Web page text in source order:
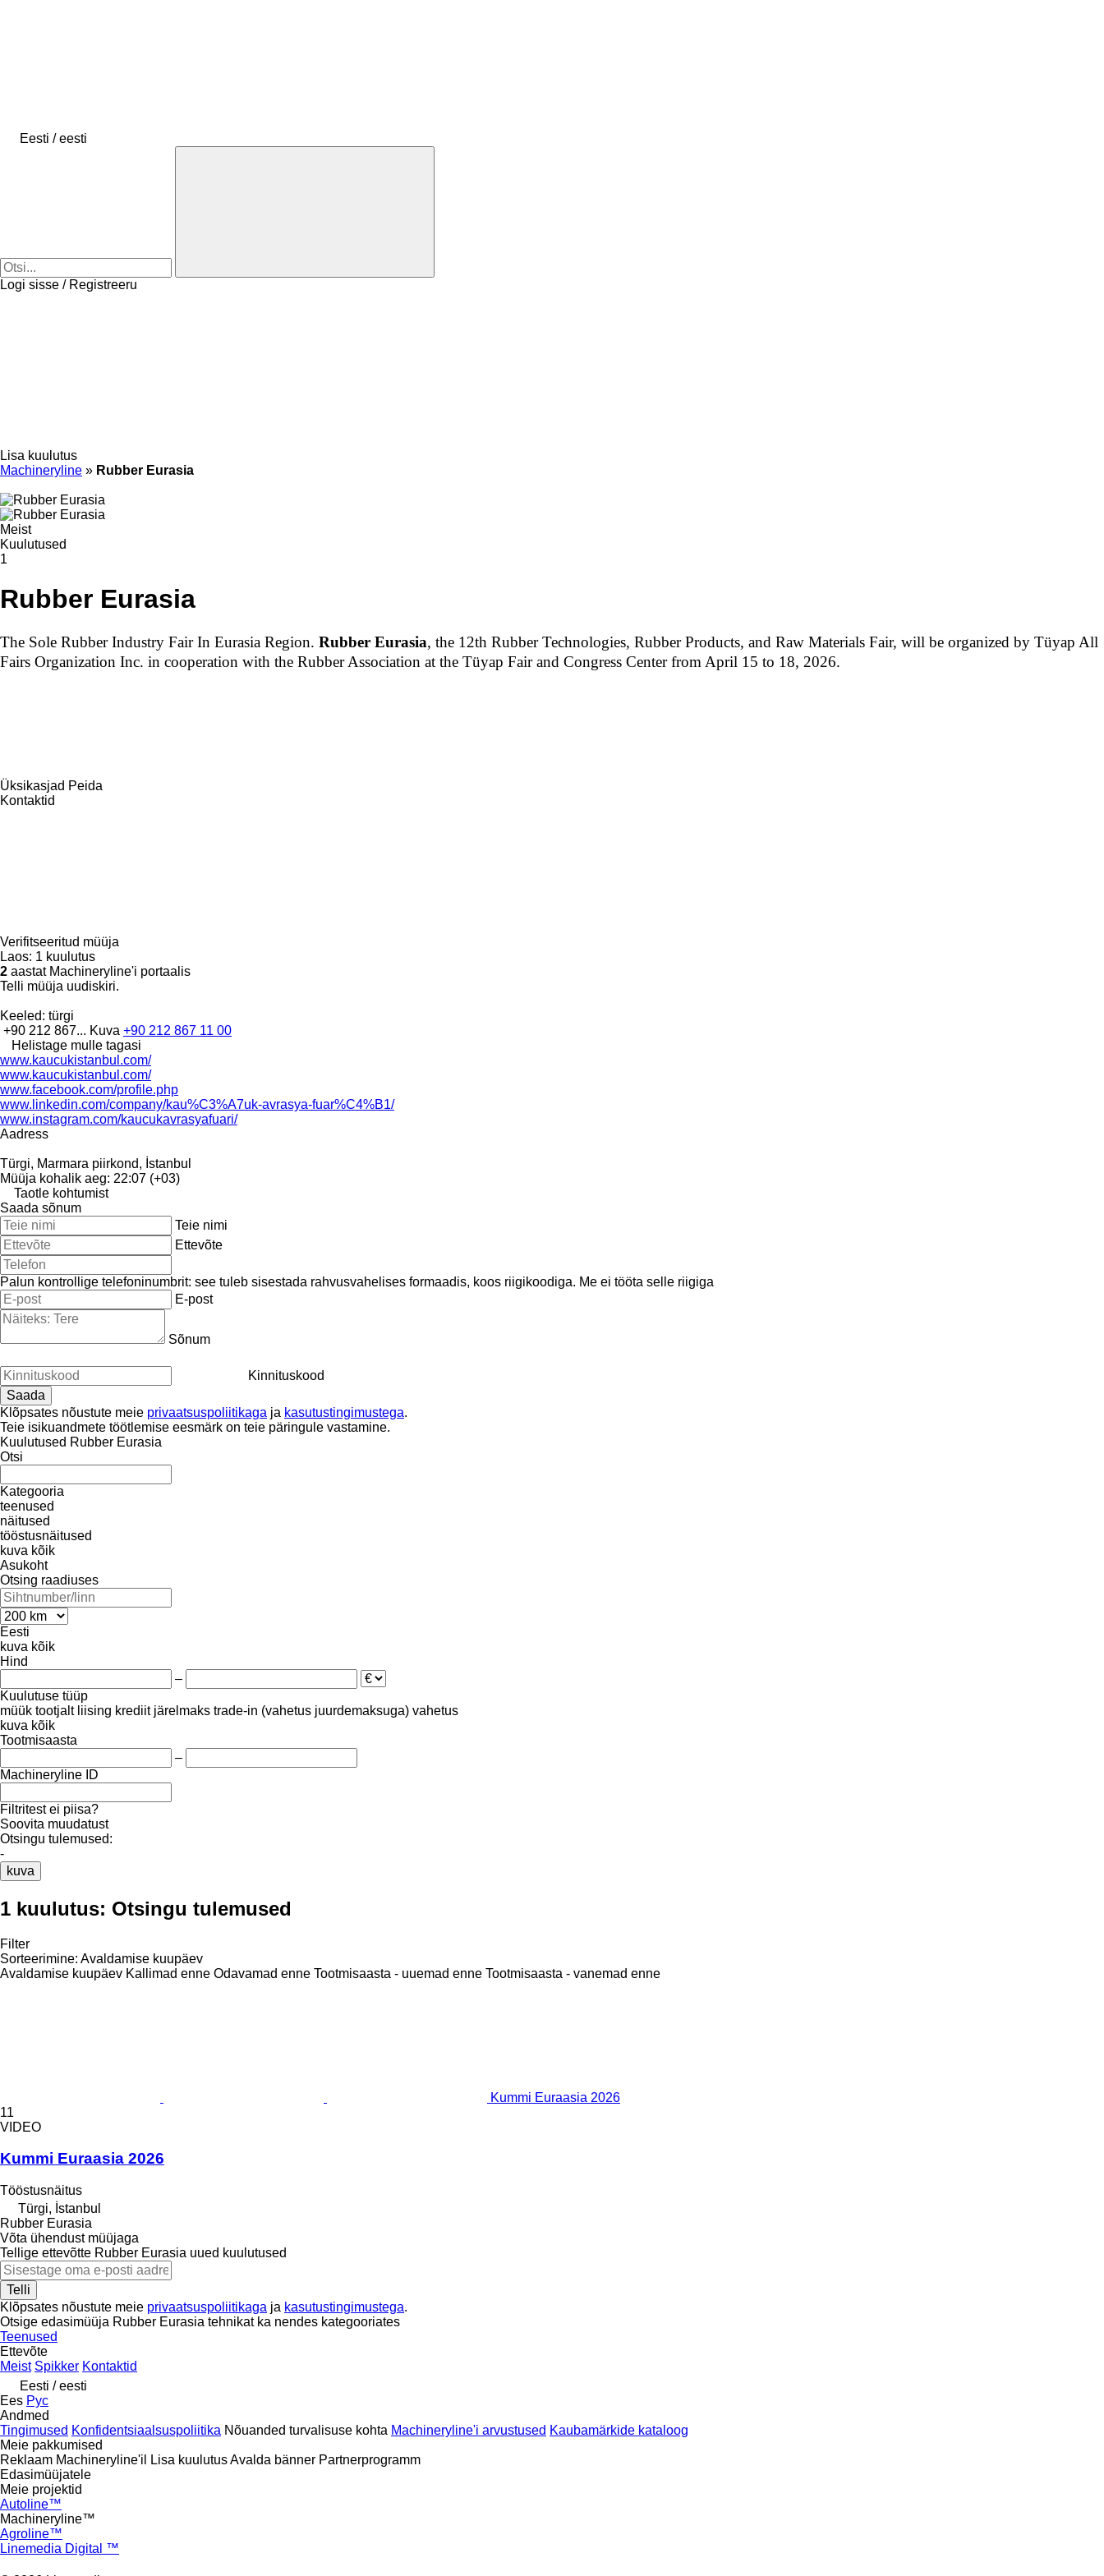
Eesti / eesti
Logi sisse / Registreeru
Lisa kuulutus
Machineryline » Rubber Eurasia
Meist
Kuulutused
1
Rubber Eurasia
The Sole Rubber Industry Fair In Eurasia Region. Rubber Eurasia, the 12th Rubber Technologies, Rubber Products, and Raw Materials Fair, will be organized by Tüyap All
Fairs Organization Inc. in cooperation with the Rubber Association at the Tüyap Fair and Congress Center from April 15 to 18, 2026.
Üksikasjad Peida
Kontaktid
Verifitseeritud müüja
Laos: 1 kuulutus
2 aastat Machineryline'i portaalis
Telli müüja uudiskiri.
Keeled: türgi
+90 212 867... Kuva +90 212 867 11 00
Helistage mulle tagasi
www.kaucukistanbul.com/
www.kaucukistanbul.com/
www.facebook.com/profile.php
www.linkedin.com/company/kau%C3%A7uk-avrasya-fuar%C4%B1/
www.instagram.com/kaucukavrasyafuari/
Aadress
Türgi, Marmara piirkond, İstanbul
Müüja kohalik aeg: 22:07 (+03)
Taotle kohtumist
Saada sõnum
Teie nimi
Ettevõte
Palun kontrollige telefoninumbrit: see tuleb sisestada rahvusvahelises formaadis, koos riigikoodiga. Me ei tööta selle riigiga
E-post
Sõnum
Kinnituskood
Klõpsates nõustute meie privaatsuspoliitikaga ja kasutustingimustega.
Teie isikuandmete töötlemise eesmärk on teie päringule vastamine.
Kuulutused Rubber Eurasia
Otsi
Kategooria
teenused
näitused
tööstusnäitused
kuva kõik
Asukoht
Otsing raadiuses
Eesti
kuva kõik
Hind
–
Kuulutuse tüüp
müük tootjalt liising krediit järelmaks trade-in (vahetus juurdemaksuga) vahetus
kuva kõik
Tootmisaasta
–
Machineryline ID
Filtritest ei piisa?
Soovita muudatust
Otsingu tulemused:
-
kuva
1 kuulutus: Otsingu tulemused
Filter
Sorteerimine: Avaldamise kuupäev
Avaldamise kuupäev Kallimad enne Odavamad enne Tootmisaasta - uuemad enne Tootmisaasta - vanemad enne
Kummi Euraasia 2026
11
VIDEO
Kummi Euraasia 2026
Tööstusnäitus
Türgi, İstanbul
Rubber Eurasia
Võta ühendust müüjaga
Tellige ettevõtte Rubber Eurasia uued kuulutused
Telli
Klõpsates nõustute meie privaatsuspoliitikaga ja kasutustingimustega.
Otsige edasimüüja Rubber Eurasia tehnikat ka nendes kategooriates
Teenused
Ettevõte
Meist Spikker Kontaktid
Eesti / eesti
Ees Рус
Andmed
Tingimused Konfidentsiaalsuspoliitika Nõuanded turvalisuse kohta Machineryline'i arvustused Kaubamärkide kataloog
Meie pakkumised
Reklaam Machineryline'il
Lisa kuulutusAvalda bänner Partnerprogramm
Edasimüüjatele
Meie projektid
Autoline™
Machineryline™
Agroline™
Linemedia Digital ™